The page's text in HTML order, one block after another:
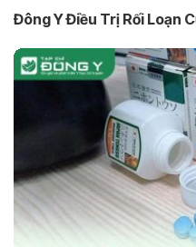
Đông Y Điều Trị Rối Loạn